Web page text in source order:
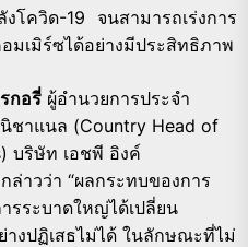
โควิด-19 จนสามารถเร่งการ
มเมิร์ซได้อย่างมีประสิทธิภาพ
กอรี่ ผู้อำนวยการประจำ
ชาแนล (Country Head of
บริษัท เอชพี อิงค์
ล่าวว่า “ผลกระทบของการ
รระบาดใหญ่ได้เปลี่ยน
งปฏิเสธไม่ได้ ในลักษณะที่ไม่